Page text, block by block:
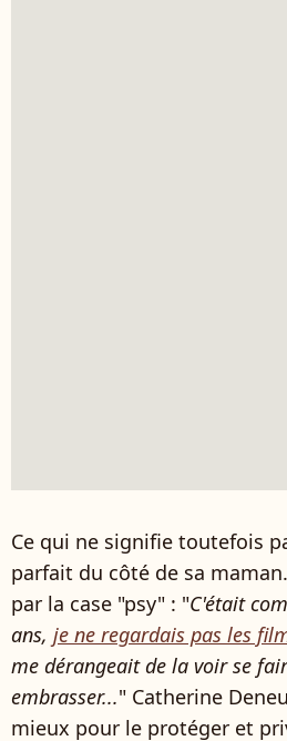
Ce qui ne signifie toutefois
parfait du côté de sa
par la case "psy" : "C'était
ans, je ne regardais pas les
me dérangeait de la voir se
embrasser..." Catherine
mieux pour le protéger et